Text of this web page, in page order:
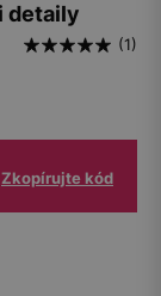
detaily
(1)
Zkopírujte kód